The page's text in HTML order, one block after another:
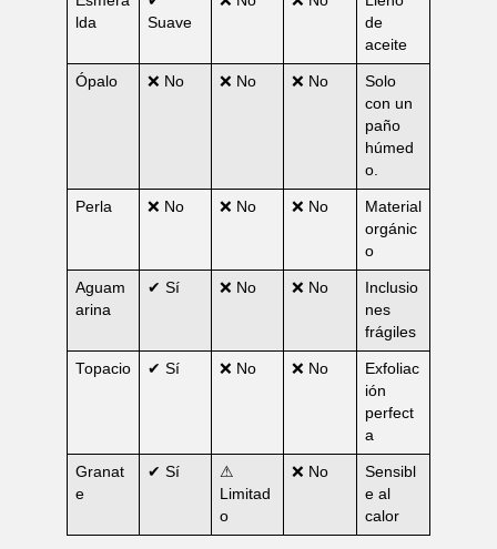
lda
Suave
de
aceite
Ópalo ❌ No ❌ No ❌ No
Solo
con un
paño
húmed
o.
Perla ❌ No ❌ No ❌ No
Material
orgánic
o
Aguam
arina
✔ Sí ❌ No ❌ No
Inclusio
nes
frágiles
Topacio ✔ Sí ❌ No ❌ No
Exfoliac
ión
perfect
a
Granat
e
✔ Sí
⚠
Limitad
o
❌ No
Sensibl
e al
calor